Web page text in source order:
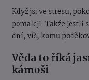
Když jsi ve stresu,
pomaleji. Takže jestli
dní, víš, komu
Věda to říká
kámoši